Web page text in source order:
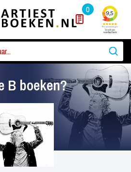
0
B boeken?